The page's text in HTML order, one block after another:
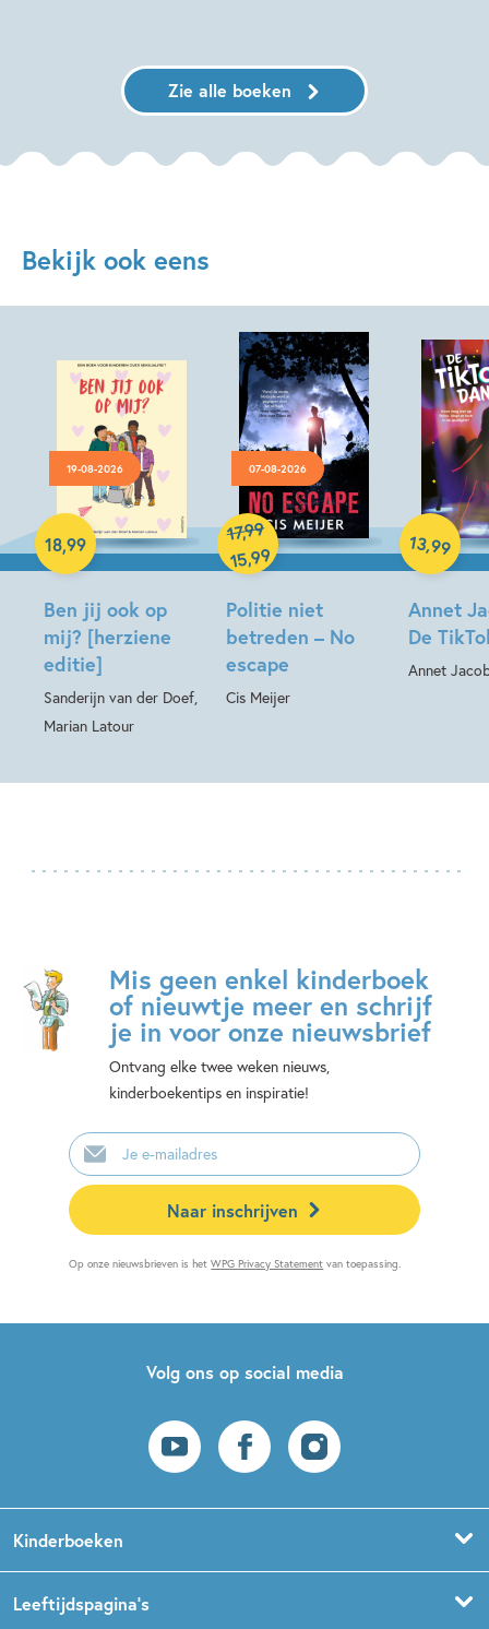
Zie alle boeken
Bekijk ook eens
19-08-2026
Ben jij ook op
mij? [herziene
editie]
Sanderijn van der Doef,
Marian Latour
18,99
Hardcover
07-08-2026
Politie niet
betreden – No
escape
Cis Meijer
17,99
15,99
Hardcover
Annet
De
Annet
13,99
Hardcover
Mis geen enkel kinderboek
of nieuwtje meer en schrijf
je in voor onze nieuwsbrief
Ontvang elke twee weken nieuws,
kinderboekentips en inspiratie!
E-
mailadres
Naar inschrijven
Op onze nieuwsbrieven is hetWPG Privacy Statement van toepassing.
Volg ons op social media
Kinderboeken
Leeftijdspagina’s